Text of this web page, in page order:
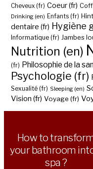
Cheveux (fr) Coeur (fr)
Drinking (en) Enfants (fr)
dentaire (fr) Hygiène
Informatique (fr) Jambes
Nutrition (en)
(fr) Philosophie de la
Psychologie (fr)
Sexualité (fr) Sleeping (en)
Vision (fr) Voyage (fr)
How to
your bathroom
spa ?